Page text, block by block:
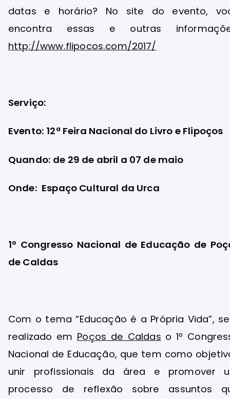
datas e horário? No site do evento,
encontra essas e outras
http://www.flipocos.com/2017/
Serviço:
Evento: 12ª Feira Nacional do Livro e Flipoços
Quando: de 29 de abril a 07 de maio
Onde: Espaço Cultural da Urca
1º Congresso Nacional de Educação de
de Caldas
Com o tema “Educação é a Própria Vida”,
realizado em Poços de Caldas o 1º
Nacional de Educação, que tem como
unir profissionais da área e promover
processo de reflexão sobre assuntos